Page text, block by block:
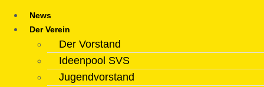
News
Der Verein
Der Vorstand
Ideenpool SVS
Jugendvorstand